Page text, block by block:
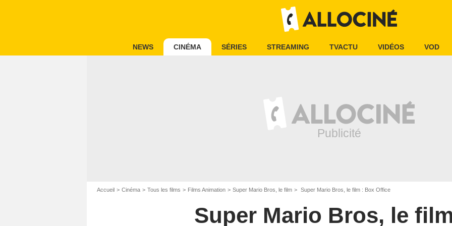
NEWS CINÉMA SÉRIES STREAMING TVACTU VIDÉOS VOD
Accueil Cinéma Tous les films Films Animation Super Mario Bros, le film Super Mario Bros, le film : Box Office
Super Mario Bros, le